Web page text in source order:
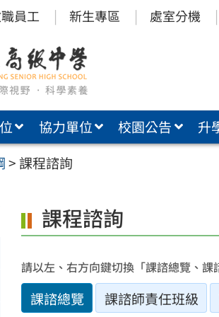
員工 新生專區 處室分機
協力單位 校園公告 升
>課程諮詢
課程諮詢
請以左、右方向鍵切換「課諮總覽、
課諮總覽 課諮師責任班級